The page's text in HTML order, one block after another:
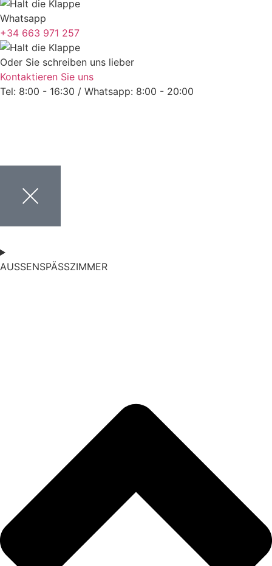
Whatsapp
+34 663 971 257
Oder Sie schreiben uns lieber
Kontaktieren Sie uns
Tel: 8:00 - 16:30 / Whatsapp: 8:00 - 20:00
AUSSENSPÄSSZIMMER